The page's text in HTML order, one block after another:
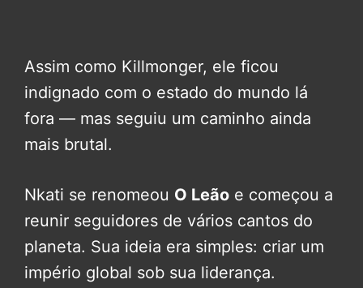
Assim como Killmonger, ele ficou
indignado com o estado do mundo lá
fora — mas seguiu um caminho ainda
mais brutal.
Nkati se renomeou O Leão e começou a
reunir seguidores de vários cantos do
planeta. Sua ideia era simples: criar um
império global sob sua liderança.